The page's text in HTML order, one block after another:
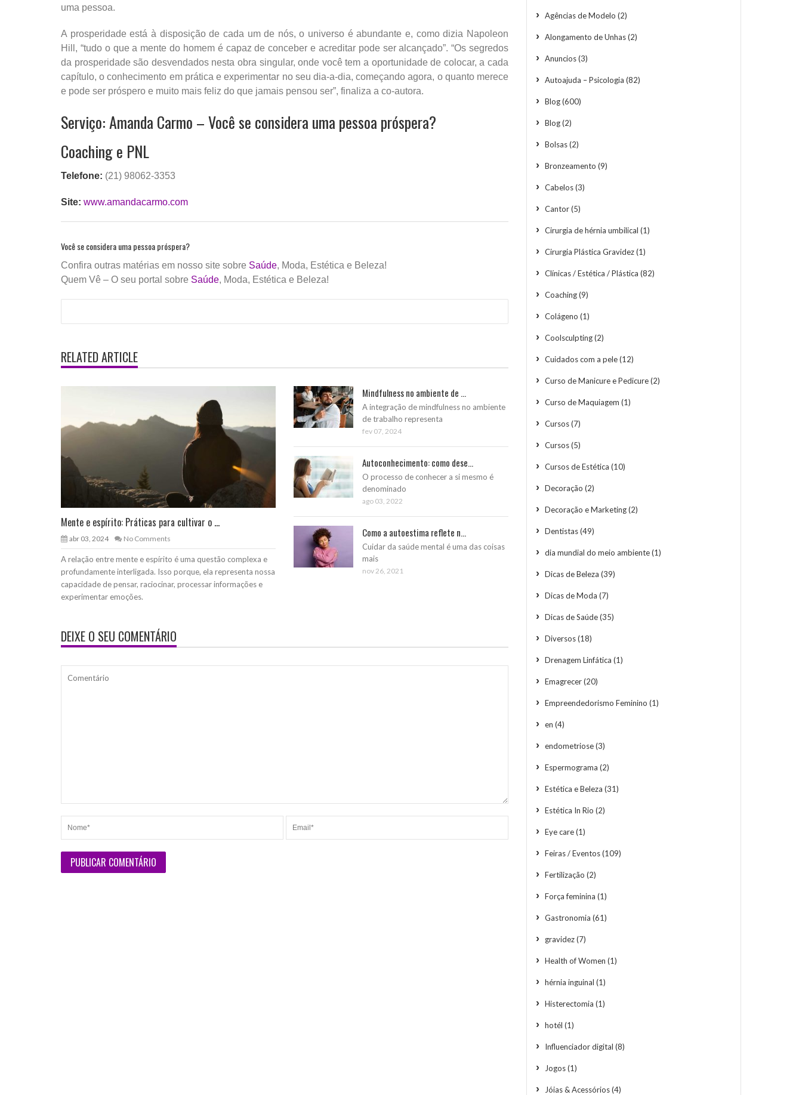
uma pessoa.
A prosperidade está à disposição de cada um de nós, o universo é abundante e, como dizia Napoleon
Hill, “tudo o que a mente do homem é capaz de conceber e acreditar pode ser alcançado”. “Os segredos
da prosperidade são desvendados nesta obra singular, onde você tem a oportunidade de colocar, a cada
capítulo, o conhecimento em prática e experimentar no seu dia-a-dia, começando agora, o quanto merece
e pode ser próspero e muito mais feliz do que jamais pensou ser”, finaliza a co-autora.
Serviço: Amanda Carmo – Você se considera uma pessoa próspera?
Coaching e PNL
Telefone: (21) 98062-3353
​Site: www.amandacarmo.com
Você se considera uma pessoa próspera?
Confira outras matérias em nosso site sobre Saúde, Moda, Estética e Beleza!
Quem Vê – O seu portal sobre Saúde, Moda, Estética e Beleza!
RELATED ARTICLE
Mente e espírito: Práticas para cultivar o ...
abr 03, 2024 No Comments
A relação entre mente e espírito é uma questão complexa e
profundamente interligada. Isso porque, ela representa nossa
capacidade de pensar, raciocinar, processar informações e
experimentar emoções.
Mindfulness no ambiente de ...
A integração de mindfulness no ambiente
de trabalho representa
fev 07, 2024
Autoconhecimento: como dese...
O processo de conhecer a si mesmo é
denominado
ago 03, 2022
Como a autoestima reflete n...
Cuidar da saúde mental é uma das coisas
mais
nov 26, 2021
DEIXE O SEU COMENTÁRIO
Agências de Modelo (2)
Alongamento de Unhas(2)
Anuncios(3)
Autoajuda – Psicologia (82)
Blog(600)
Blog(2)
Bolsas(2)
Bronzeamento (9)
Cabelos(3)
Cantor(5)
Cirurgia de hérnia umbilical (1)
Cirurgia Plástica Gravidez(1)
Clínicas / Estética / Plástica (82)
Coaching(9)
Colágeno (1)
Coolsculpting(2)
Cuidados com a pele(12)
Curso de Manicure e Pedicure(2)
Curso de Maquiagem (1)
Cursos(7)
Cursos(5)
Cursos de Estética (10)
Decoração (2)
Decoração e Marketing(2)
Dentistas(49)
dia mundial do meio ambiente(1)
Dicas de Beleza (39)
Dicas de Moda (7)
Dicas de Saúde(35)
Diversos(18)
Drenagem Linfática (1)
Emagrecer(20)
Empreendedorismo Feminino (1)
en (4)
endometriose(3)
Espermograma (2)
Estética e Beleza (31)
Estética In Rio (2)
Eye care(1)
Feiras / Eventos(109)
Fertilização (2)
Força feminina (1)
Gastronomia (61)
gravidez(7)
Health of Women (1)
hérnia inguinal (1)
Histerectomia (1)
hotél (1)
Influenciador digital (8)
Jogos(1)
Jóias & Acessórios(4)